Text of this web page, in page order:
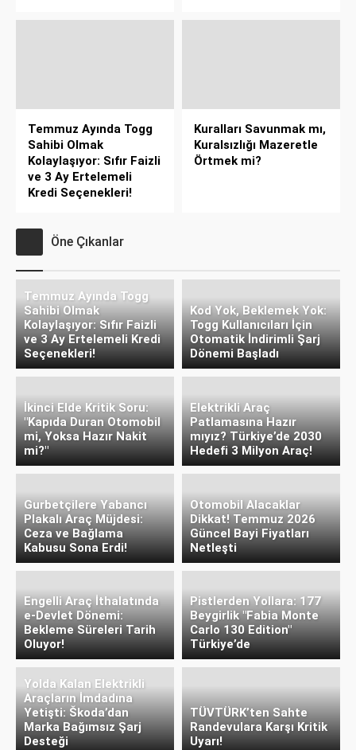
Temmuz Ayında Togg
Sahibi Olmak
Kolaylaşıyor: Sıfır Faizli
ve 3 Ay Ertelemeli
Kredi Seçenekleri!
Kuralları Savunmak mı,
Kuralsızlığı Mazeretle
Örtmek mi?
Öne Çıkanlar
Temmuz Ayında Togg
Sahibi Olmak
Kolaylaşıyor: Sıfır Faizli
ve 3 Ay Ertelemeli Kredi
Seçenekleri!
Kod Yok, Beklemek Yok:
Togg Kullanıcıları İçin
Otomatik İndirimli Şarj
Dönemi Başladı
İkinci Elde Kritik Soru:
"Kapıda Duran Otomobil
mi, Yoksa Hazır Nakit
mi?"
Elektrikli Araç
Patlamasına Hazır
mıyız? Türkiye’de 2030
Hedefi 3 Milyon Araç!
Gurbetçilere Yabancı
Plakalı Araç Müjdesi:
Ceza ve Bağlama
Kabusu Sona Erdi!
Otomobil Alacaklar
Dikkat! Temmuz 2026
Güncel Bayi Fiyatları
Netleşti
Engelli Araç İthalatında
e-Devlet Dönemi:
Bekleme Süreleri Tarih
Oluyor!
Pistlerden Yollara: 177
Beygirlik "Fabia Monte
Carlo 130 Edition"
Türkiye’de
Yolda Kalan Elektrikli
Araçların İmdadına
Yetişti: Škoda’dan
Marka Bağımsız Şarj
Desteği
TÜVTÜRK’ten Sahte
Randevulara Karşı Kritik
Uyarı!